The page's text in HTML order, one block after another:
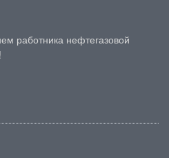
работника нефтегазовой